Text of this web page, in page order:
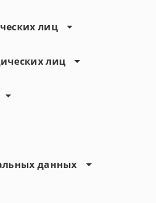
лиц
лиц
данных